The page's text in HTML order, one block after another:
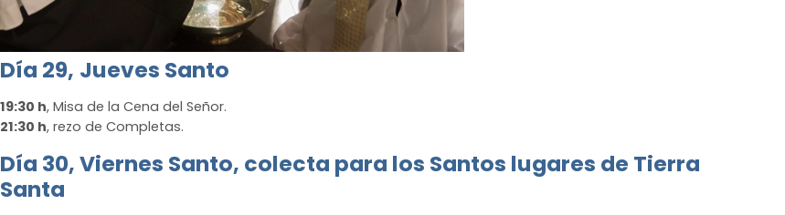
Día 29, Jueves Santo
19:30 h, Misa de la Cena del Señor.
21:30 h, rezo de Completas.
Día 30, Viernes Santo, colecta para los Santos lugares de Tierra
Santa